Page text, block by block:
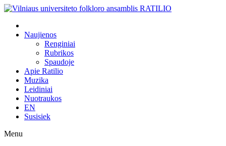
Naujienos
Renginiai
Rubrikos
Spaudoje
Apie Ratilio
Muzika
Leidiniai
Nuotraukos
EN
Susisiek
Menu